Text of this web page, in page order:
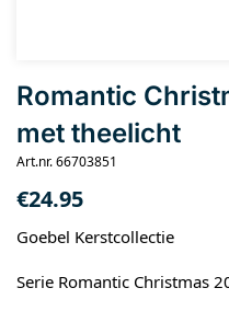
Romantic
met theelicht
Art.nr. 66703851
€24.95
Goebel Kerstcollectie
Serie Romantic Christmas